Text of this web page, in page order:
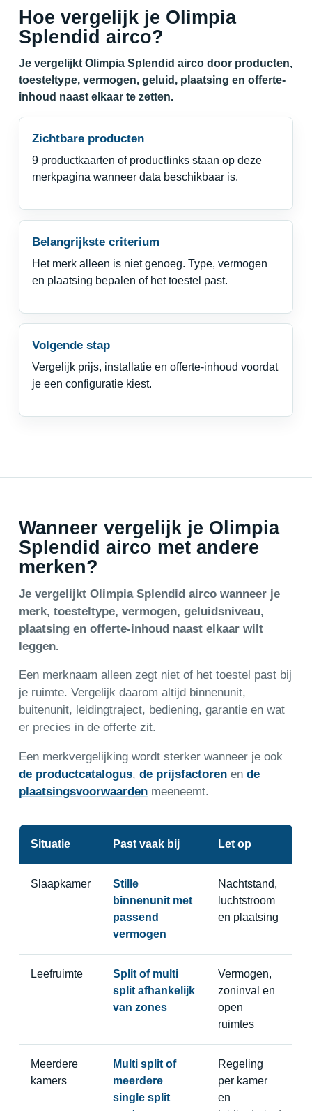
Hoe vergelijk je Olimpia
Splendid airco?
Je vergelijkt Olimpia Splendid airco door producten,
toesteltype, vermogen, geluid, plaatsing en offerte-
inhoud naast elkaar te zetten.
Zichtbare producten
9 productkaarten of productlinks staan op deze
merkpagina wanneer data beschikbaar is.
Belangrijkste criterium
Het merk alleen is niet genoeg. Type, vermogen
en plaatsing bepalen of het toestel past.
Volgende stap
Vergelijk prijs, installatie en offerte-inhoud voordat
je een configuratie kiest.
Wanneer vergelijk je Olimpia
Splendid airco met andere
merken?
Je vergelijkt Olimpia Splendid airco wanneer je
merk, toesteltype, vermogen, geluidsniveau,
plaatsing en offerte-inhoud naast elkaar wilt
leggen.
Een merknaam alleen zegt niet of het toestel past bij
je ruimte. Vergelijk daarom altijd binnenunit,
buitenunit, leidingtraject, bediening, garantie en wat
er precies in de offerte zit.
Een merkvergelijking wordt sterker wanneer je ook
de productcatalogus, de prijsfactorenen de
plaatsingsvoorwaardenmeeneemt.
Situatie Past vaak bij Let op
Slaapkamer
Stille
binnenunit met
passend
vermogen
Nachtstand,
luchtstroom
en plaatsing
Leefruimte
Split of multi
split afhankelijk
van zones
Vermogen,
zoninval en
open
ruimtes
Meerdere
kamers
Multi split of
meerdere
single split
Regeling
per kamer
en